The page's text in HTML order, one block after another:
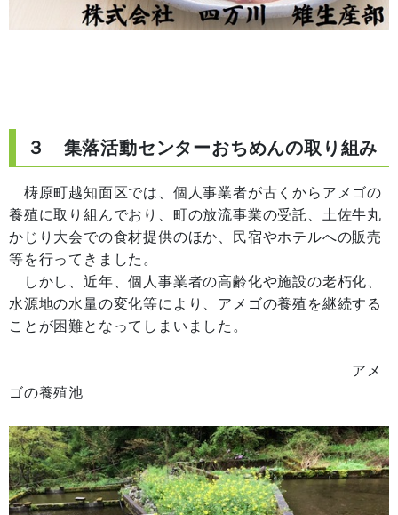
３ 集落活動センターおちめんの取り組み
梼原町越知面区では、個人事業者が古くからアメゴの
養殖に取り組んでおり、町の放流事業の受託、土佐牛丸
かじり大会での食材提供のほか、民宿やホテルへの販売
等を行ってきました。
しかし、近年、個人事業者の高齢化や施設の老朽化、
水源地の水量の変化等により、アメゴの養殖を継続する
ことが困難となってしまいました。
アメ
ゴの養殖池